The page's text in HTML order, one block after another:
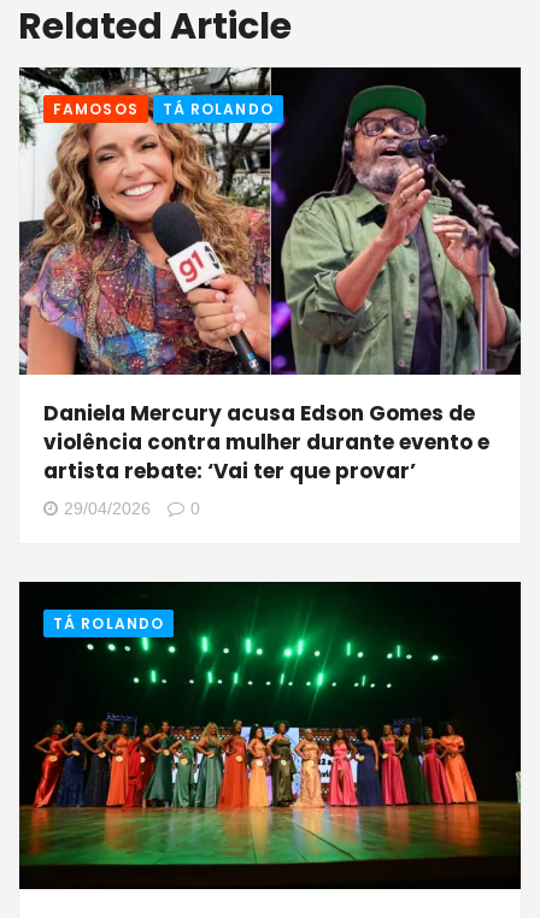
Related Article
FAMOSOS TÁ ROLANDO
Daniela Mercury acusa Edson Gomes de
violência contra mulher durante evento e
artista rebate: ‘Vai ter que provar’
29/04/2026 0
TÁ ROLANDO